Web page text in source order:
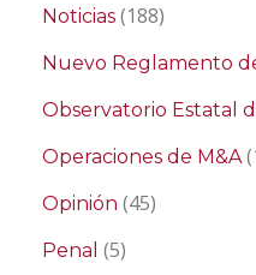
Noticias (188)
Nuevo Reglamento
Observatorio Estatal
Operaciones de M&A
Opinión (45)
Penal (5)